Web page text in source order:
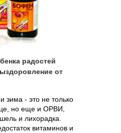
радостей
от
зима - это не только
но еще и ОРВИ,
и лихорадка.
витаминов и